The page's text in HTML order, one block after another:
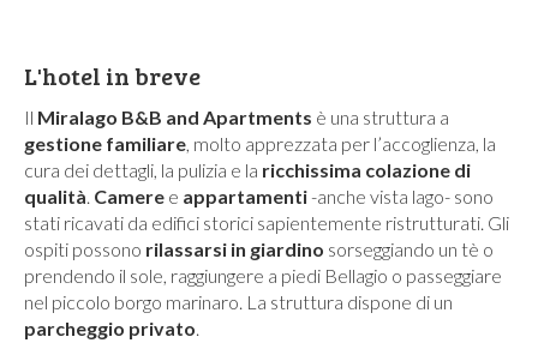
L'hotel in breve
Il Miralago B&B and Apartments è una struttura a
gestione familiare , molto apprezzata per l’accoglienza, la
cura dei dettagli, la pulizia e la ricchissima colazione di
qualità Camere e appartamenti-anche vista lago- sono
stati ricavati da edifici storici sapientemente ristrutturati. Gli
ospiti possono rilassarsi in giardino sorseggiando un tè o
prendendo il sole, raggiungere a piedi Bellagio o passeggiare
nel piccolo borgo marinaro. La struttura dispone di un
parcheggio privato